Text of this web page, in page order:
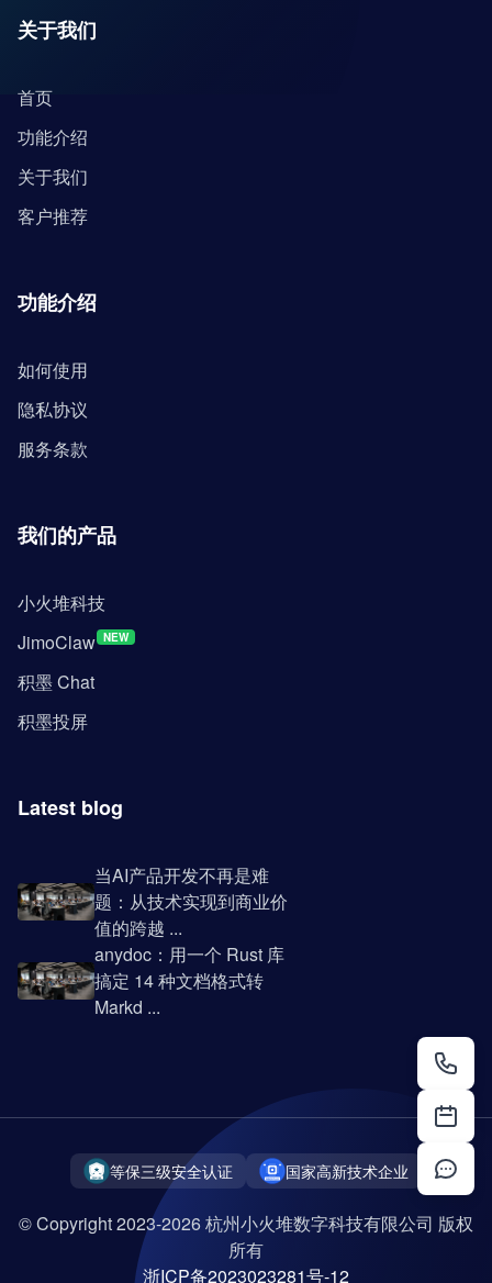
关于我们
首页
功能介绍
关于我们
客户推荐
功能介绍
如何使用
隐私协议
服务条款
我们的产品
小火堆科技
JimoClaw NEW
积墨 Chat
积墨投屏
Latest blog
当AI产品开发不再是难
题：从技术实现到商业价
值的跨越 ...
anydoc：用一个 Rust 库
搞定 14 种文档格式转
Markd ...
等保三级安全认证 国家高新技术企业
© Copyright 2023-2026 杭州小火堆数字科技有限公司 版权
所有
浙ICP备2023023281号-12